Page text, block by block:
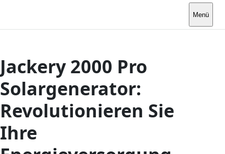
Menü
Jackery 2000 Pro
Solargenerator:
Revolutionieren Sie
Ihre